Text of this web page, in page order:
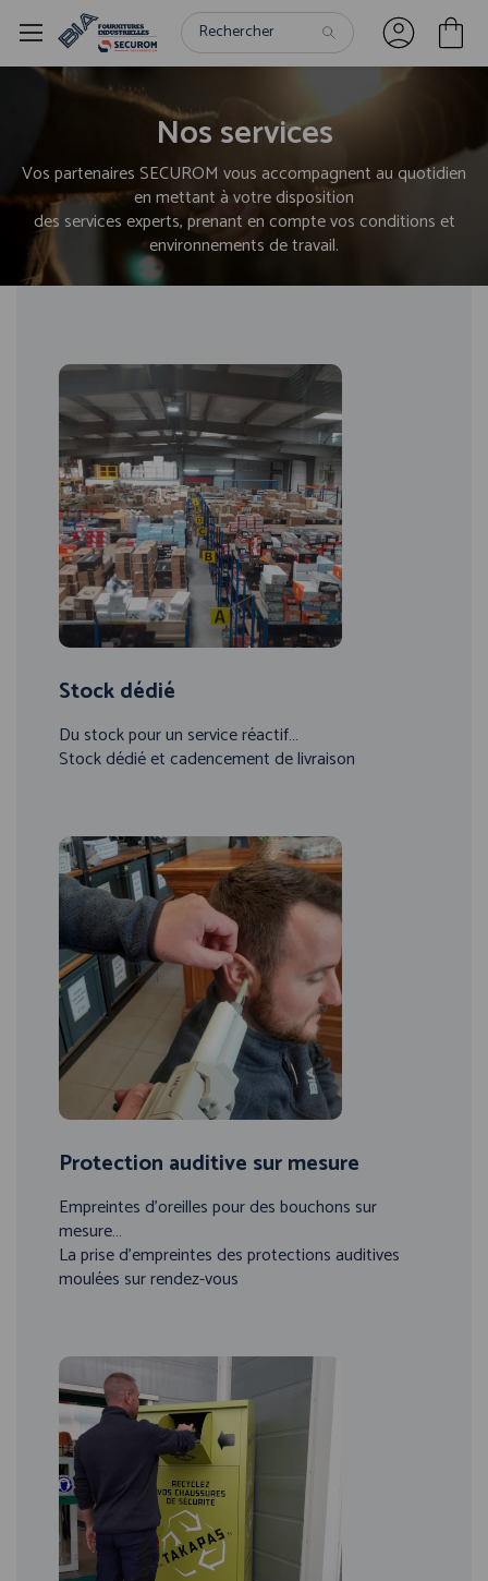
Nos services
Vos partenaires SECUROM vous accompagnent au quotidien
en mettant à votre disposition
des services experts, prenant en compte vos conditions et
environnements de travail.
Stock dédié
Du stock pour un service réactif…
Stock dédié et cadencement de livraison
Protection auditive sur mesure
Empreintes d’oreilles pour des bouchons sur
mesure…
La prise d’empreintes des protections auditives
moulées sur rendez-vous
Panneau de gestion des cookies